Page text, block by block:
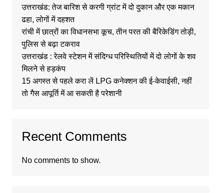
उत्तराखंड: तेज बारिश से करगी ग्रांट में दो दुकान और एक मकान
ढहा, लोगों में दहशत
रांची में छात्रों का विधानसभा कूच, तीन परत की बैरिकेडिंग तोड़ी,
पुलिस से बढ़ा टकराव
उत्तराखंड : रेलवे स्टेशन में संदिग्ध परिस्थितियों में दो लोगों के शव
मिलने से हड़कंप
15 अगस्त से पहले करा लें LPG कनेक्शन की ई-केवाईसी, नहीं
तो गैस आपूर्ति में आ सकती है परेशानी
Recent Comments
No comments to show.